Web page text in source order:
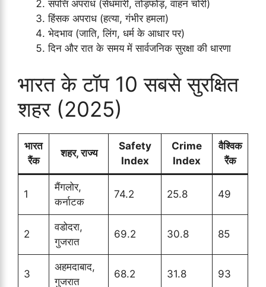
संपत्ति अपराध (सेंधमारी, तोड़फोड़, वाहन चोरी)
हिंसक अपराध (हत्या, गंभीर हमला)
भेदभाव (जाति, लिंग, धर्म के आधार पर)
दिन और रात के समय में सार्वजनिक सुरक्षा की धारणा
भारत के टॉप 10 सबसे सुरक्षित
शहर (2025)
भारत
रैंक
शहर, राज्य
Safety
Index
Crime
Index
वैश्विक
रैंक
1
मैंगलोर,
कर्नाटक
74.2 25.8 49
2
वडोदरा,
गुजरात
69.2 30.8 85
3
अहमदाबाद,
गुजरात
68.2 31.8 93